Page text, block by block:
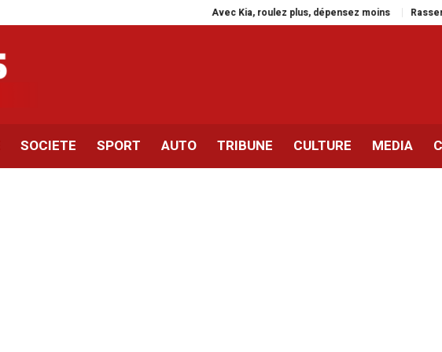
Avec Kia, roulez plus, dépensez moins Rassemblement à
SOCIETE SPORT AUTO TRIBUNE CULTURE MEDIA